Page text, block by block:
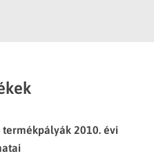
termékpályák 2010. évi